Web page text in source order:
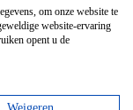
om onze website te
website-ervaring
opent u de